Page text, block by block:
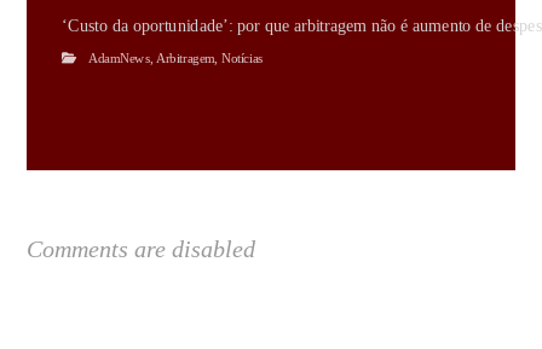
‘Custo da oportunidade’: por que arbitragem não é aumento de
AdamNews Arbitragem Notícias
Comments are disabled